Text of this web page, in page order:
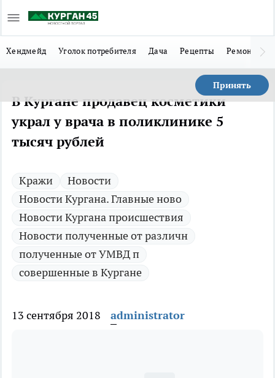
Хендмейд Уголок потребителя Дача Рецепты Ремонт
Принять
В Кургане продавец косметики
украл у врача в поликлинике 5
тысяч рублей
Кражи
Новости
Новости Кургана. Главные ново
Новости Кургана происшествия
Новости полученные от различн
полученные от УМВД п
совершенные в Кургане
13 сентября 2018 administrator